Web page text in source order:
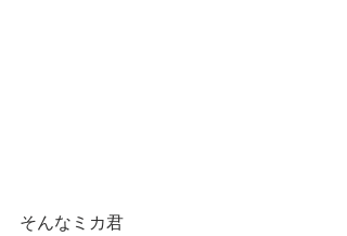
そんなミカ君